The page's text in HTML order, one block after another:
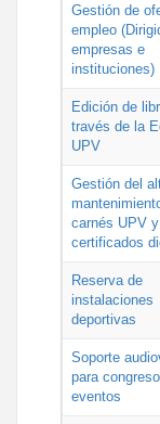
Gestión de
empleo
empresas e
instituciones)
Edición de
través de la
UPV
Gestión del
carnés UPV y
certificados
Reserva de
instalaciones
deportivas
Soporte
para
eventos